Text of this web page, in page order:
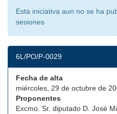
Esta iniciativa aun no se ha
sesiones
6L/PO/P-0029
Fecha de alta
miércoles, 29 de octubre de
Proponentes
Excmo. Sr. diputado D. José